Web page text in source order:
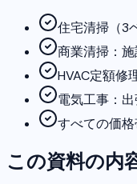
住宅清掃（3
商業清掃：
HVAC定額修
電気工事：
すべての価
この資料の内